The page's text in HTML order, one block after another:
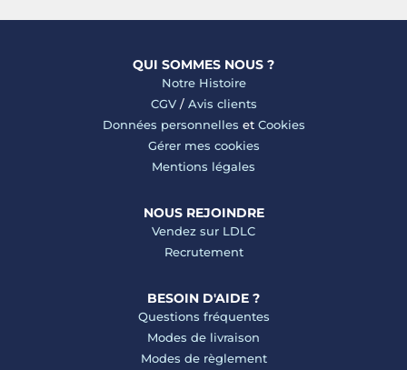
QUI SOMMES NOUS ?
Notre Histoire
CGV/ Avis clients
Données personnelles et Cookies
Gérer mes cookies
Mentions légales
NOUS REJOINDRE
Vendez sur LDLC
Recrutement
BESOIN D'AIDE ?
Questions fréquentes
Modes de livraison
Modes de règlement